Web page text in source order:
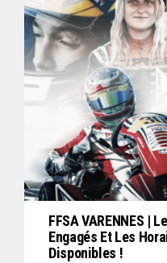
FFSA VARENNES |
Engagés Et Les
Disponibles !